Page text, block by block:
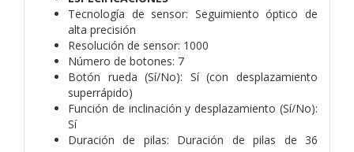
Tecnología de sensor: Seguimiento óptico de
alta precisión
Resolución de sensor: 1000
Número de botones: 7
Botón rueda (Sí/No): Sí (con desplazamiento
superrápido)
Función de inclinación y desplazamiento (Sí/No):
Sí
Duración de pilas: Duración de pilas de 36